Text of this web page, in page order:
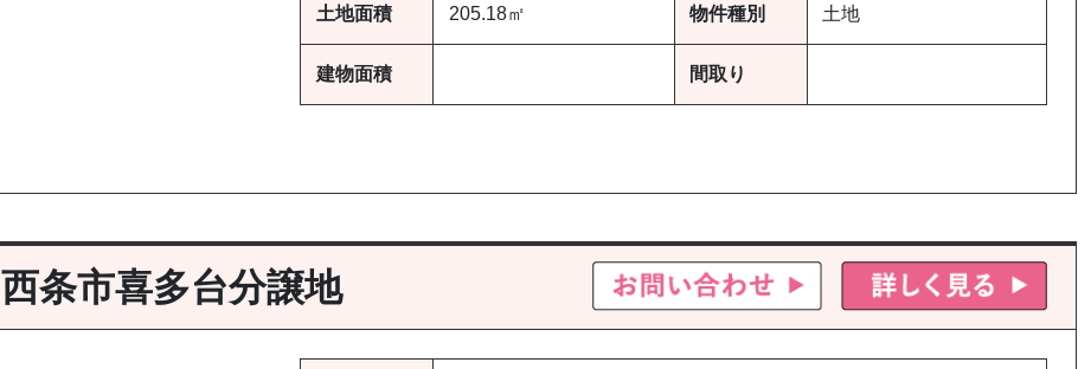
土地面積 205.18㎡
建物面積
物件種別 土地
間取り
西条市喜多台分譲地